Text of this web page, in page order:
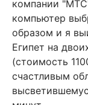
компании
компьютер
образом и я
Египет на
(стоимость
счастливым